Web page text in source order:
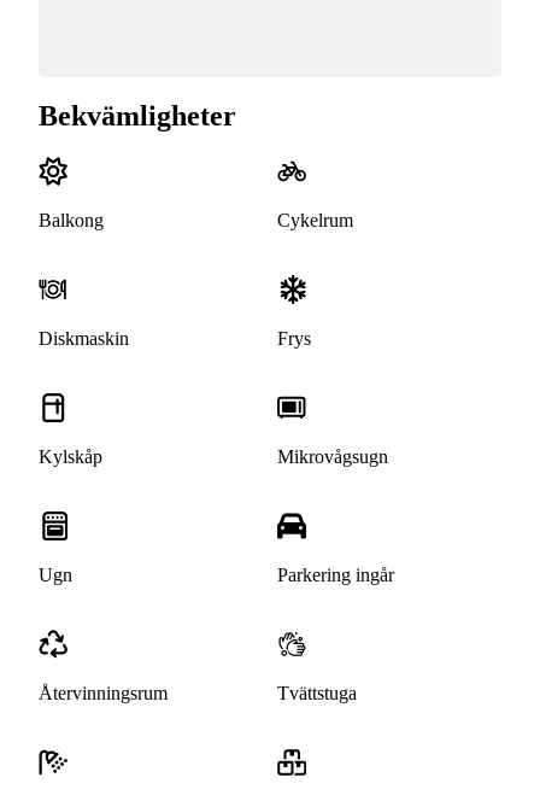
Bekvämligheter
Balkong Cykelrum
Diskmaskin Frys
Kylskåp Mikrovågsugn
Ugn Parkering ingår
Återvinningsrum Tvättstuga